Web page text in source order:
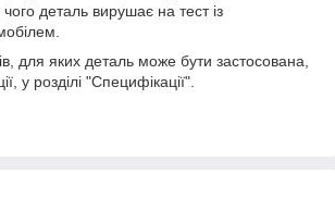
деталь вирушає на тест із
для яких деталь може бути застосована,
у розділі "Специфікації".